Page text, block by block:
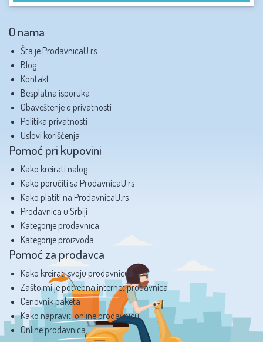
O nama
Šta je ProdavnicaU.rs
Blog
Kontakt
Besplatna isporuka
Obaveštenje o privatnosti
Politika privatnosti
Uslovi korišćenja
Pomoć pri kupovini
Kako kreirati nalog
Kako poručiti sa ProdavnicaU.rs
Kako platiti na ProdavnicaU.rs
Prodavnica u Srbiji
Kategorije prodavnica
Kategorije proizvoda
Pomoć za prodavca
Kako kreirati svoju prodavnicu
Zašto mi je potrebna internet prodavnica
Cenovnik paketa
Kako napraviti online prodavnicu
Online prodavnica